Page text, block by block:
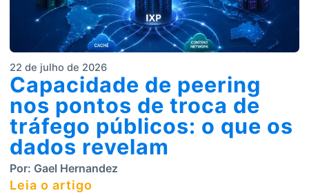
22 de julho de 2026
Capacidade de peering
nos pontos de troca de
tráfego públicos: o que os
dados revelam
Por: Gael Hernandez
Leia o artigo